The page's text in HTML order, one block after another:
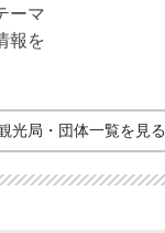
ーマ
報を
光局・団体一覧を見る